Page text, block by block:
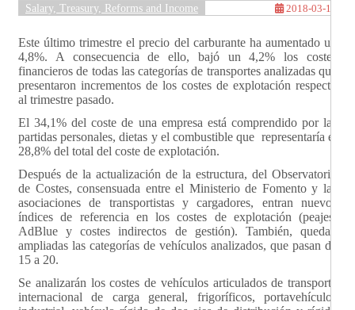
Salary, Treasury, Reforms and Income 2018-03-15
Este último trimestre el precio del carburante ha aumentado un
4,8%. A consecuencia de ello, bajó un 4,2% los costes
financieros de todas las categorías de transportes analizadas que
presentaron incrementos de los costes de explotación respecto
al trimestre pasado.
El 34,1% del coste de una empresa está comprendido por las
partidas personales, dietas y el combustible que representaría el
28,8% del total del coste de explotación.
Después de la actualización de la estructura, del Observatorio
de Costes, consensuada entre el Ministerio de Fomento y las
asociaciones de transportistas y cargadores, entran nuevos
índices de referencia en los costes de explotación (peajes,
AdBlue y costes indirectos de gestión). También, quedan
ampliadas las categorías de vehículos analizados, que pasan de
15 a 20.
Se analizarán los costes de vehículos articulados de transporte
internacional de carga general, frigoríficos, portavehículos